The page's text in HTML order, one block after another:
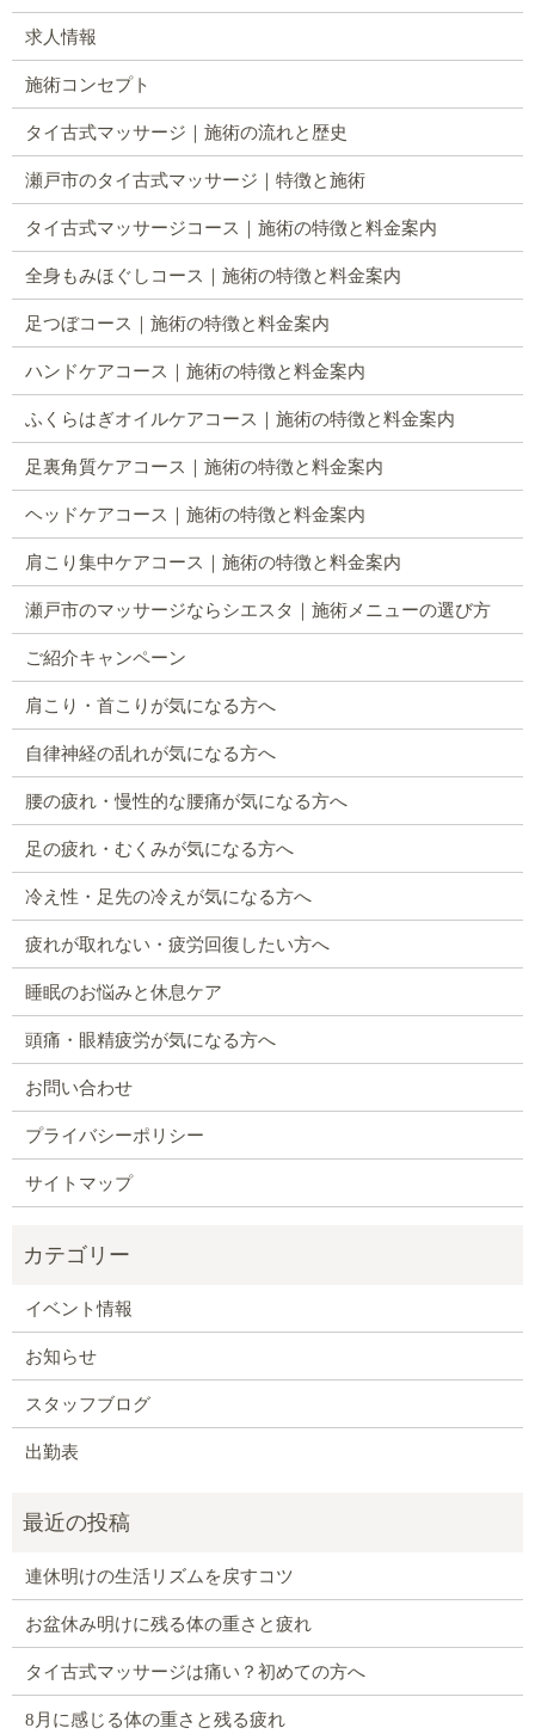
求人情報
施術コンセプト
タイ古式マッサージ｜施術の流れと歴史
瀬戸市のタイ古式マッサージ｜特徴と施術
タイ古式マッサージコース｜施術の特徴と料金案内
全身もみほぐしコース｜施術の特徴と料金案内
足つぼコース｜施術の特徴と料金案内
ハンドケアコース｜施術の特徴と料金案内
ふくらはぎオイルケアコース｜施術の特徴と料金案内
足裏角質ケアコース｜施術の特徴と料金案内
ヘッドケアコース｜施術の特徴と料金案内
肩こり集中ケアコース｜施術の特徴と料金案内
瀬戸市のマッサージならシエスタ｜施術メニューの選び方
ご紹介キャンペーン
肩こり・首こりが気になる方へ
自律神経の乱れが気になる方へ
腰の疲れ・慢性的な腰痛が気になる方へ
足の疲れ・むくみが気になる方へ
冷え性・足先の冷えが気になる方へ
疲れが取れない・疲労回復したい方へ
睡眠のお悩みと休息ケア
頭痛・眼精疲労が気になる方へ
お問い合わせ
プライバシーポリシー
サイトマップ
イベント情報
お知らせ
スタッフブログ
出勤表
連休明けの生活リズムを戻すコツ
お盆休み明けに残る体の重さと疲れ
タイ古式マッサージは痛い？初めての方へ
8月に感じる体の重さと残る疲れ